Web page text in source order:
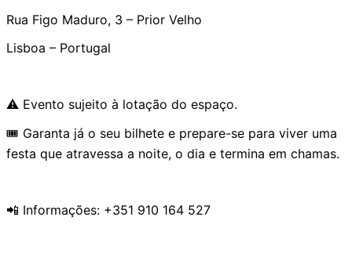
Rua Figo Maduro, 3 – Prior Velho
Lisboa – Portugal
⚠️ Evento sujeito à lotação do espaço.
🎟️ Garanta já o seu bilhete e prepare-se para viver uma
festa que atravessa a noite, o dia e termina em chamas.
📲 Informações: +351 910 164 527